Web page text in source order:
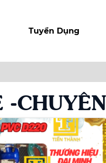
Tuyển Dụng
-